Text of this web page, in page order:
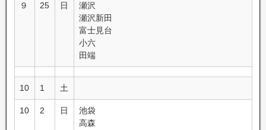
９ 25 日
瀬沢
瀬沢新田
富士見台
小六
田端
10 1 土
10 2 日
池袋
高森